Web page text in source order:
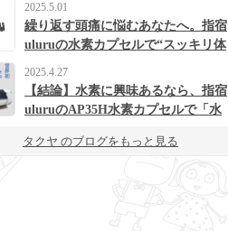
2025.5.01
繰り返す頭痛に悩むあなたへ。指宿
uluruの水素カプセルで“スッキリ体
2025.4.27
【結論】水素に興味あるなら、指宿
uluruのAP35H水素カプセルで「水
タクヤ のブログをもっと見る